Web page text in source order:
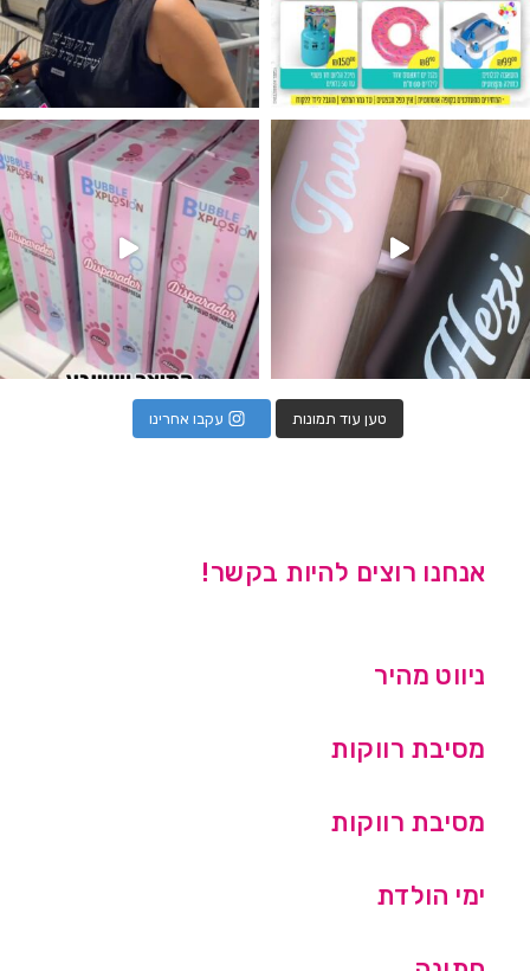
מטף לגילוי מין העובר חזר למלא
טען עוד תמונות עקבו אחרינו
אנחנו רוצים להיות בקשר!
ניווט מהיר
מסיבת רווקות
מסיבת רווקות
ימי הולדת